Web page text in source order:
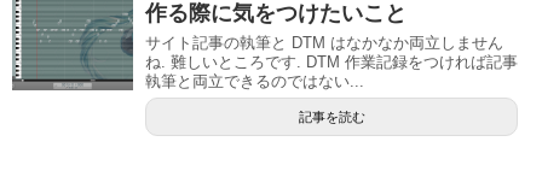
作る際に気をつけたいこと
サイト記事の執筆と DTM はなかなか両立しません
ね. 難しいところです. DTM 作業記録をつければ記事
執筆と両立できるのではない...
記事を読む